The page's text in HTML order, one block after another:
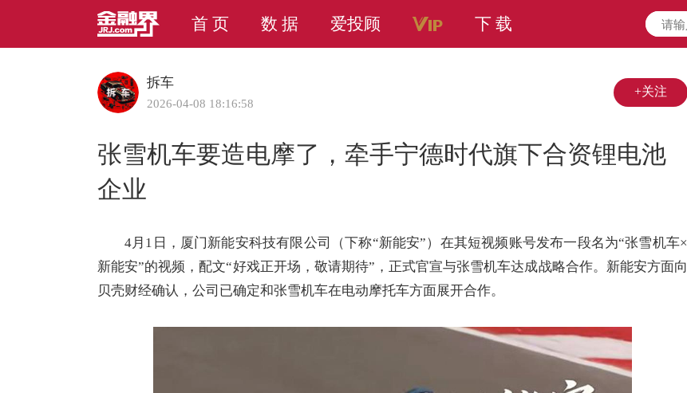
首 页 数 据 爱投顾 下 载
拆车
2026-04-08 18:16:58
+关注
张雪机车要造电摩了，牵手宁德时代旗下合资锂电池
企业
4月1日，厦门新能安科技有限公司（下称“新能安”）在其短视频账号发布一段名为“张雪机车×
新能安”的视频，配文“好戏正开场，敬请期待”，正式官宣与张雪机车达成战略合作。新能安方面向
贝壳财经确认，公司已确定和张雪机车在电动摩托车方面展开合作。